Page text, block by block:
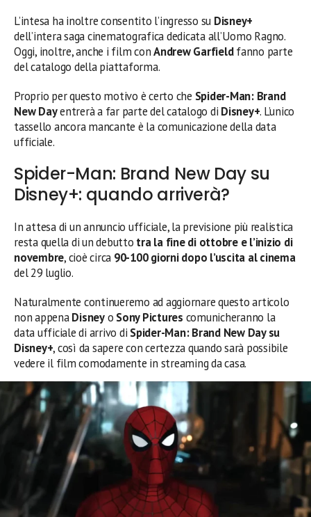
L’intesa ha inoltre consentito l’ingresso su Disney+
dell’intera saga cinematografica dedicata all’Uomo Ragno.
Oggi, inoltre, anche i film conAndrew Garfieldfanno parte
del catalogo della piattaforma.
Proprio per questo motivo è certo che Spider-Man: Brand
New Dayentrerà a far parte del catalogo di Disney+. L’unico
tassello ancora mancante è la comunicazione della data
ufficiale.
Spider-Man: Brand New Day su
Disney+: quando arriverà?
In attesa di un annuncio ufficiale, la previsione più realistica
resta quella di un debutto tra la fine di ottobre e l’inizio di
novembre, cioè circa 90-100 giorni dopo l’uscita al cinema
del 29 luglio.
Naturalmente continueremo ad aggiornare questo articolo
non appenaDisneyo Sony Pictures comunicheranno la
data ufficiale di arrivo di Spider-Man: Brand New Day su
Disney+, così da sapere con certezza quando sarà possibile
vedere il film comodamente in streaming da casa.